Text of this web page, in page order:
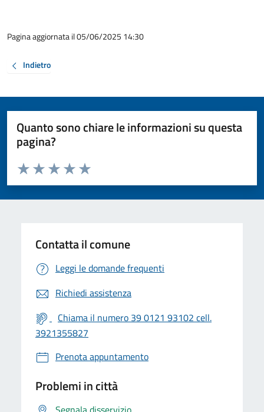
Pagina aggiornata il 05/06/2025 14:30
Indietro
Quanto sono chiare le informazioni su questa
pagina?
Valuta da 1 a 5 stelle la pagina
Valuta 5 stelle su 5
Valuta 4 stelle su 5
Valuta 3 stelle su 5
Valuta 2 stelle su 5
Valuta 1 stelle su 5
Contatta il comune
Leggi le domande frequenti
Richiedi assistenza
Chiama il numero 39 0121 93102 cell.
3921355827
Prenota appuntamento
Problemi in città